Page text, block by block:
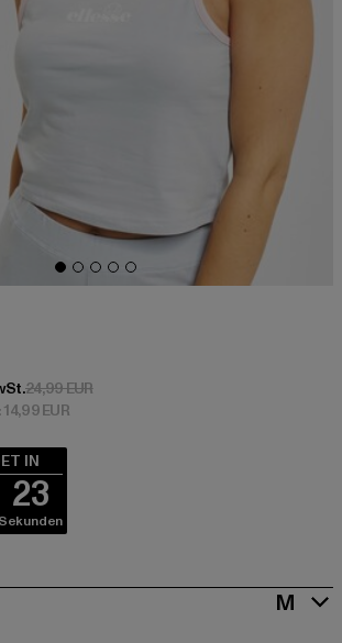
14,99 EUR
24,99 EURAktionspreis: 24,99 EUR
EUR
IN
23
Sekunden
M